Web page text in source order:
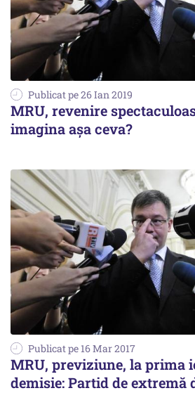
Publicat pe 26 Ian 2019
MRU, revenire
imagina așa ceva?
Publicat pe 16 Mar 2017
MRU, previziune, la prima
demisie: Partid de extremă